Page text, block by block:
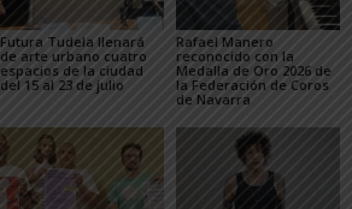
Futura Tudela llenará
de arte urbano cuatro
espacios de la ciudad
del 15 al 23 de julio
Rafael Manero
reconocido con la
Medalla de Oro 2026 de
la Federación de Coros
de Navarra